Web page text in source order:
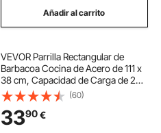
Añadir al carrito
VEVOR Parrilla Rectangular de
Barbacoa Cocina de Acero de 111 x
38 cm, Capacidad de Carga de 20
kg, Material de Utensilios con
Marca X para Chimenea, Brasero,
Barbacoa, Pícnic, Camping, Jardín,
Negro
(60)
3390€